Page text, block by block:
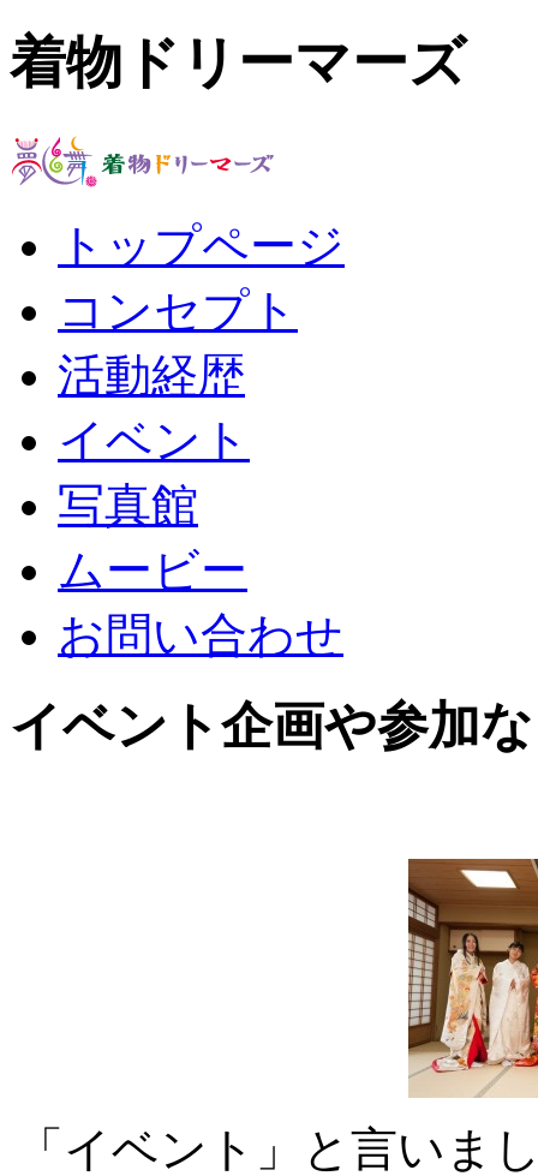
着物ドリーマーズ
トップページ
コンセプト
活動経歴
イベント
写真館
ムービー
お問い合わせ
イベント企画や参加
「イベント」と言いま